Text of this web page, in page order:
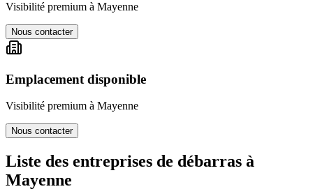
Visibilité premium à Mayenne
Nous contacter
Emplacement disponible
Visibilité premium à Mayenne
Nous contacter
Liste des entreprises de débarras à
Mayenne